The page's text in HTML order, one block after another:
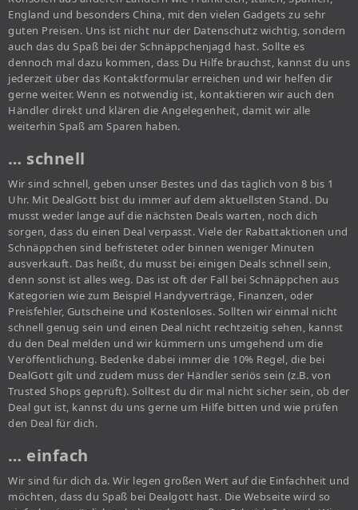
England und besonders China, mit den vielen Gadgets zu sehr
guten Preisen. Uns ist nicht nur der Datenschutz wichtig, sondern
auch das du Spaß bei der Schnäppchenjagd hast. Sollte es
dennoch mal dazu kommen, dass Du Hilfe brauchst, kannst du uns
jederzeit über das Kontaktformular erreichen und wir helfen dir
gerne weiter. Wenn es notwendig ist, kontaktieren wir auch den
Händler direkt und klären die Angelegenheit, damit wir alle
weiterhin Spaß am Sparen haben.
… schnell
Wir sind schnell, geben unser Bestes und das täglich von 8 bis 1
Uhr. Mit DealGott bist du immer auf dem aktuellsten Stand. Du
musst weder lange auf die nächsten Deals warten, noch dich
sorgen, dass du einen Deal verpasst. Viele der Rabattaktionen und
Schnäppchen sind befristetet oder binnen weniger Minuten
ausverkauft. Das heißt, du musst bei einigen Deals schnell sein,
denn sonst ist alles weg. Das ist oft der Fall bei Schnäppchen aus
Kategorien wie zum Beispiel Handyverträge, Finanzen, oder
Preisfehler, Gutscheine und Kostenloses. Sollten wir einmal nicht
schnell genug sein und einen Deal nicht rechtzeitig sehen, kannst
du den Deal melden und wir kümmern uns umgehend um die
Veröffentlichung. Bedenke dabei immer die 10% Regel, die bei
DealGott gilt und zudem muss der Händler seriös sein (z.B. von
Trusted Shops geprüft). Solltest du dir mal nicht sicher sein, ob der
Deal gut ist, kannst du uns gerne um Hilfe bitten und wie prüfen
den Deal für dich.
… einfach
Wir sind für dich da. Wir legen großen Wert auf die Einfachheit und
möchten, dass du Spaß bei Dealgott hast. Die Webseite wird so